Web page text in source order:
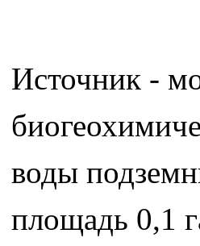
Источник -
воды
площадь 0,1